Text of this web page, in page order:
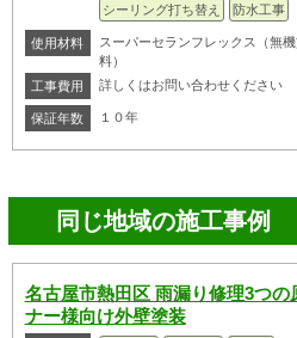
シーリング打ち替え
防水工事
使用材料
スーパーセランフレックス（無
料）
工事費用
詳しくはお問い合わせください
保証年数 １０年
同じ地域の施工事例
名古屋市熱田区 雨漏り修理3つの
ナー様向け外壁塗装